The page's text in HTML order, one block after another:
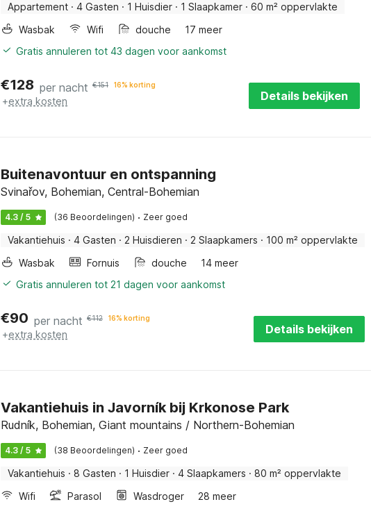
Appartement · 4 Gasten · 1 Huisdier · 1 Slaapkamer · 60 m² oppervlakte
Wasbak
Wifi douche
17 meer
Gratis annuleren tot 43 dagen voor aankomst
€128 per nacht €151 16% korting
+extra kosten Details bekijken
Buitenavontuur en ontspanning
Svinařov, Bohemian, Central-Bohemian
4.3 / 5 (36 Beoordelingen) · Zeer goed
Vakantiehuis · 4 Gasten · 2 Huisdieren · 2 Slaapkamers · 100 m² oppervlakte
Wasbak
Fornuis douche
14 meer
Gratis annuleren tot 21 dagen voor aankomst
€90 per nacht €112 16% korting
+extra kosten Details bekijken
Vakantiehuis in Javorník bij Krkonose Park
Rudník, Bohemian, Giant mountains / Northern-Bohemian
4.3 / 5 (38 Beoordelingen) · Zeer goed
Vakantiehuis · 8 Gasten · 1 Huisdier · 4 Slaapkamers · 80 m² oppervlakte
Wifi
Parasol Wasdroger
28 meer